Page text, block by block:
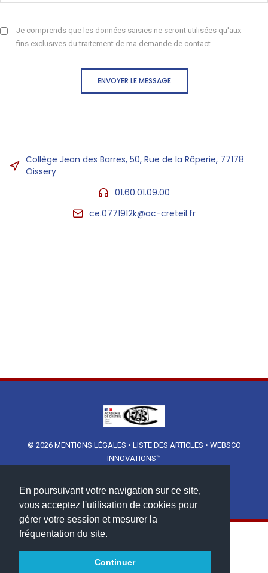
En poursuivant votre navigation sur ce site,
vous acceptez l'utilisation de cookies pour
gérer votre session et mesurer la
fréquentation du site.
Continuer
Je comprends que les données saisies ne seront utilisées qu'aux
fins exclusives du traitement de ma demande de contact.
ENVOYER LE MESSAGE
Collège Jean des Barres, 50, Rue de la Râperie, 77178
Oissery
01.60.01.09.00
ce.0771912k@ac-creteil.fr
© 2026 MENTIONS LÉGALES • LISTE DES ARTICLES • WEBSCO
INNOVATIONS™